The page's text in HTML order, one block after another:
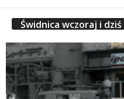
Świdnica wczoraj i dziś